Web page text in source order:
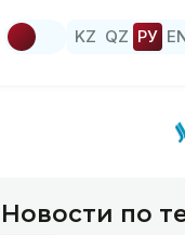
KZ QZ РУ
Новости по